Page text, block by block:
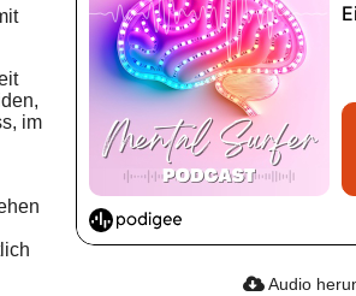
im
Audio